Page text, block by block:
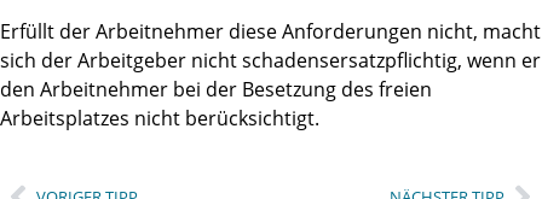
Erfüllt der Arbeitnehmer diese Anforderungen nicht, macht
sich der Arbeitgeber nicht schadensersatzpflichtig, wenn er
den Arbeitnehmer bei der Besetzung des freien
Arbeitsplatzes nicht berücksichtigt.